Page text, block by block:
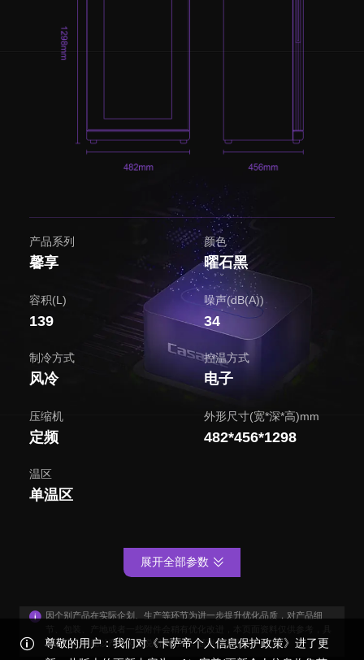
产品系列
馨享
颜色
曜石黑
容积(L)
139
噪声(dB(A))
34
制冷方式
风冷
控温方式
电子
压缩机
定频
外形尺寸(宽*深*高)mm
482*456*1298
温区
单温区
因个别产品在实际企划、生产等环节为进一步提升优化品质，对产品细
体外观与功能以产品装箱说明书为准，感谢您的谅解！
展开全部参数
尊敬的用户：我们对《卡萨帝个人信息保护政策》进了更